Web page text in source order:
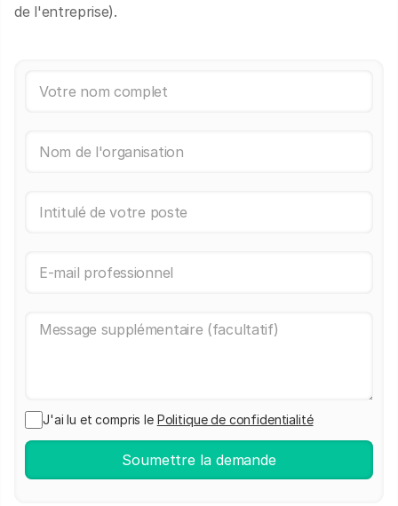
de l'entreprise).
J'ai lu et compris le Politique de confidentialité